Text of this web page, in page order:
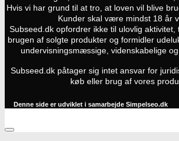
Hvis vi har grund til at tro, at loven vil blive
Kunder skal være mindst 18 år
Subseed.dk opfordrer ikke til ulovlig aktivitet,
brugen af solgte produkter og formidler
undervisningsmæssige, videnskabelige og
Subseed.dk påtager sig intet ansvar for
køb eller brug af vores
Denne side er udviklet i samarbejde Simpelseo.dk